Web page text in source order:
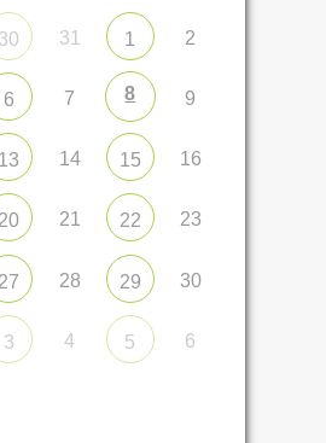
30 31 1 2
6 7 8 9
13 14 15 16
20 21 22 23
27 28 29 30
3 4 5 6